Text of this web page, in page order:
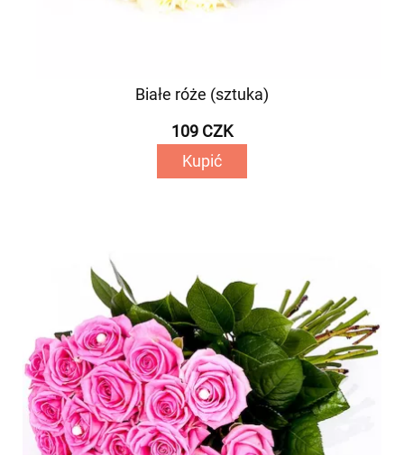
Białe róże (sztuka)
109 CZK
Kupić